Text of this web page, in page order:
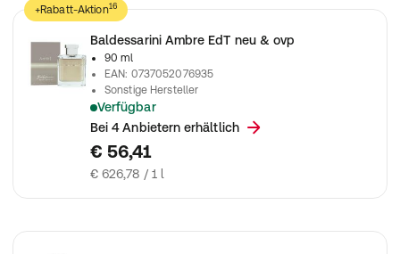
+Rabatt-Aktion16
Baldessarini Ambre EdT neu & ovp
90 ml
EAN: 0737052076935
Sonstige Hersteller
Verfügbar
Baldessarini Ambre EdT neu & ovp
Bei 4 Anbietern erhältlich
€ 56,41
€ 626,78 / 1 l